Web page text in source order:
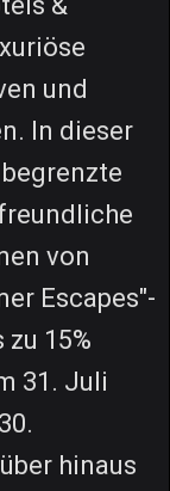
und
In dieser
von
Escapes"-
15%
31. Juli
hinaus